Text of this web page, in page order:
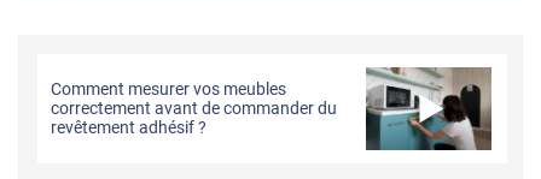
Comment mesurer vos meubles
correctement avant de commander du
revêtement adhésif ?